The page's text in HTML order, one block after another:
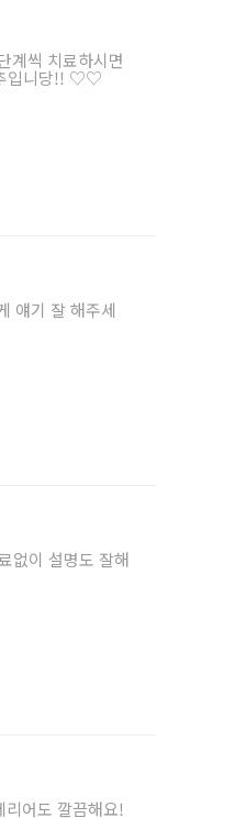
계씩 치료하시면
추입니당!! ♡♡
얘기 잘 해주세
없이 설명도 잘해
어도 깔끔해요!